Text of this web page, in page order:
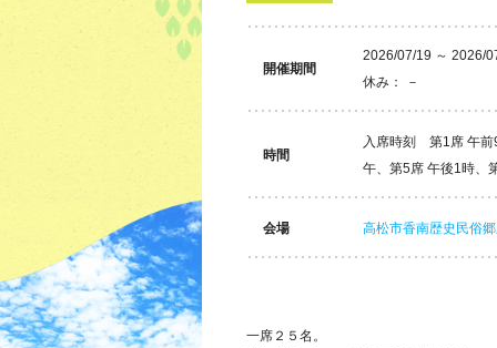
開催期間
2026/07/19 ～ 2026/
休み： －
時間
入席時刻 第1席 午前
午、第5席 午後1時
会場 高松市香南歴史民俗
一席２５名。